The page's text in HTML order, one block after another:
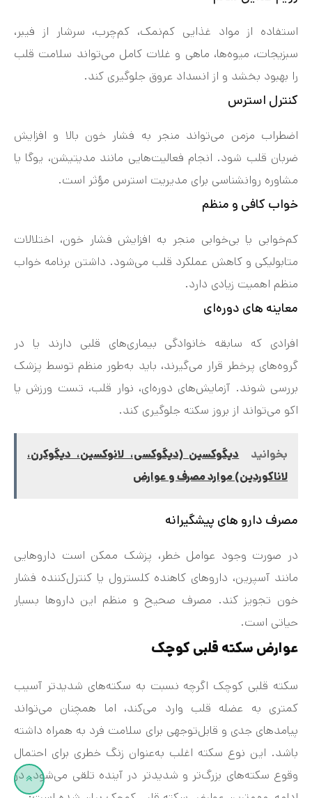
استفاده از مواد غذایی کم‌نمک، کم‌چرب، سرشار از فیبر،
سبزیجات، میوه‌ها، ماهی و غلات کامل می‌تواند سلامت قلب
را بهبود بخشد و از انسداد عروق جلوگیری کند.
کنترل استرس
اضطراب مزمن می‌تواند منجر به فشار خون بالا و افزایش
ضربان قلب شود. انجام فعالیت‌هایی مانند مدیتیشن، یوگا یا
مشاوره روانشناسی برای مدیریت استرس مؤثر است.
خواب کافی و منظم
کم‌خوابی یا بی‌خوابی منجر به افزایش فشار خون، اختلالات
متابولیکی و کاهش عملکرد قلب می‌شود. داشتن برنامه خواب
منظم اهمیت زیادی دارد.
معاینه های دوره‌ای
افرادی که سابقه خانوادگی بیماری‌های قلبی دارند یا در
گروه‌های پرخطر قرار می‌گیرند، باید به‌طور منظم توسط پزشک
بررسی شوند. آزمایش‌های دوره‌ای، نوار قلب، تست ورزش یا
اکو می‌تواند از بروز سکته جلوگیری کند.
بخوانید
ديگوكسين (دیگوکسی، لانوکسین، دیگوکرن،
لاناکوردین) موارد مصرف و عوارض
مصرف دارو های پیشگیرانه
در صورت وجود عوامل خطر، پزشک ممکن است داروهایی
مانند آسپرین، داروهای کاهنده کلسترول یا کنترل‌کننده فشار
خون تجویز کند. مصرف صحیح و منظم این داروها بسیار
حیاتی است.
عوارض سکته قلبی کوچک
سکته قلبی کوچک اگرچه نسبت به سکته‌های شدیدتر آسیب
کمتری به عضله قلب وارد می‌کند، اما همچنان می‌تواند
پیامدهای جدی و قابل‌توجهی برای سلامت فرد به همراه داشته
باشد. این نوع سکته اغلب به‌عنوان زنگ خطری برای احتمال
وقوع سکته‌های بزرگ‌تر و شدیدتر در آینده تلقی می‌شود. در